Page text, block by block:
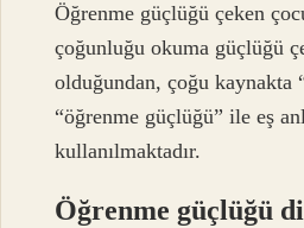
Öğrenme güçlüğü çeken
çoğunluğu okuma güçlüğü
olduğundan, çoğu kaynakta
“öğrenme güçlüğü” ile eş
kullanılmaktadır.
Öğrenme güçlüğü